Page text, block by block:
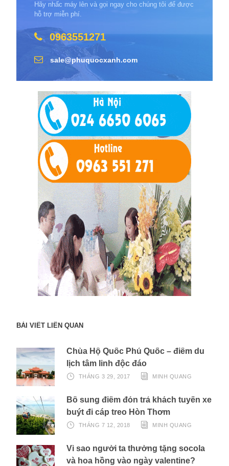
Hãy nhấc máy lên và gọi ngay cho chúng tôi để được
hỗ trợ miễn phí.
0963551271
sale@phuquocxanh.com
BÀI VIẾT LIÊN QUAN
Chùa Hộ Quốc Phú Quốc – điểm du
lịch tâm linh độc đáo
THÁNG 3 29, 2017 MINH QUANG
Bổ sung điểm đón trả khách tuyến xe
buýt đi cáp treo Hòn Thơm
THÁNG 7 12, 2018 MINH QUANG
Vì sao người ta thường tặng socola
và hoa hồng vào ngày valentine?